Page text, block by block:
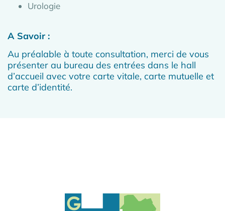
Urologie
A Savoir :
Au préalable à toute consultation, merci de vous
présenter au bureau des entrées dans le hall
d’accueil avec votre carte vitale, carte mutuelle et
carte d’identité.